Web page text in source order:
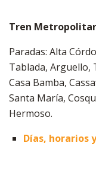
Tren
Paradas: Alta
Tablada, Arguello,
Casa Bamba,
Santa María,
Hermoso.
Días, horarios